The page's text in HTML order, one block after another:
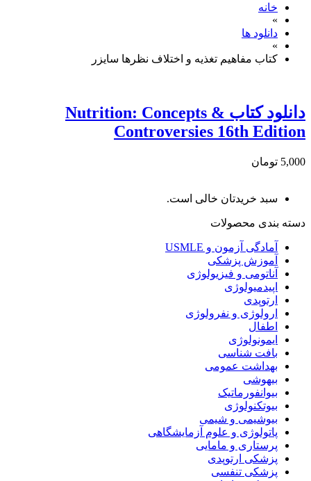
خانه
»
دانلود ها
»
کتاب مفاهیم تغذیه و اختلاف نظرها سایزر
دانلود كتاب Nutrition: Concepts &
Controversies 16th Edition
5,000 تومان
سبد خریدتان خالی است.
دسته بندی محصولات
آمادگی آزمون و USMLE
آموزش پزشکی
آناتومی و فیزیولوژی
اپیدمیولوژی
ارتوپدی
ارولوژی و نفرولوژی
اطفال
ایمونولوژی
بافت شناسی
بهداشت عمومی
بیهوشی
بیوانفورماتیک
بیوتکنولوژی
بیوشیمی و شیمی
پاتولوژی و علوم آزمایشگاهی
پرستاری و مامایی
پزشکی ارتوپدی
پزشکی تنفسی